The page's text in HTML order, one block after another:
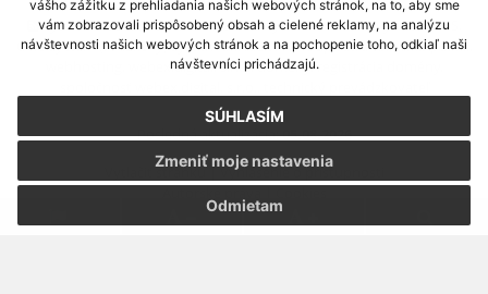
vášho zážitku z prehliadania našich webových stránok, na to, aby sme
vám zobrazovali prispôsobený obsah a cielené reklamy, na analýzu
návštevnosti našich webových stránok a na pochopenie toho, odkiaľ naši
návštevníci prichádzajú.
SÚHLASÍM
Odmietam
Zmeniť moje nastavenia
využite možnosť získavania aktuálnych informácií s využitím RSS
CMS systém (redakčný) systém ECHELON 2,Mapa stránok,web portál
webex.digital, s.r.o.,domény,registrácia domény
Posledná aktualizácia:05.08.2026
Vytlačiť stránku|Vyhlásenie o prístupnosti